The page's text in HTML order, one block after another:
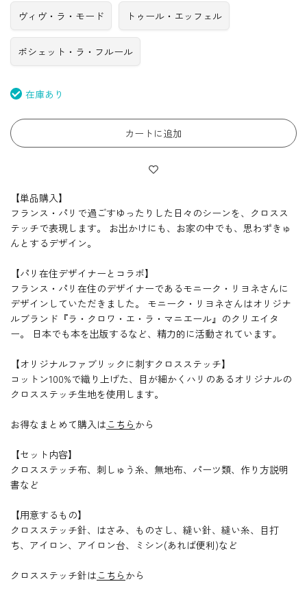
ヴィヴ・ラ・モード トゥール・エッフェル
ポシェット・ラ・フルール
在庫あり
カートに追加
【単品購入】
フランス・パリで過ごすゆったりした日々のシーンを、クロスス
テッチで表現します。 お出かけにも、お家の中でも、思わずきゅ
んとするデザイン。
【パリ在住デザイナーとコラボ】
フランス・パリ在住のデザイナーであるモニーク・リヨネさんに
デザインしていただきました。 モニーク・リヨネさんはオリジナ
ルブランド『ラ・クロワ・エ・ラ・マニエール』のクリエイタ
ー。 日本でも本を出版するなど、精力的に活動されています。
【オリジナルファブリックに刺すクロスステッチ】
コットン100%で織り上げた、目が細かくハリのあるオリジナルの
クロスステッチ生地を使用します。
お得なまとめて購入は こちら から
【セット内容】
クロスステッチ布、刺しゅう糸、無地布、パーツ類、作り方説明
書など
【用意するもの】
クロスステッチ針、はさみ、ものさし、縫い針、縫い糸、目打
ち、アイロン、アイロン台、ミシン(あれば便利)など
クロスステッチ針は こちら から